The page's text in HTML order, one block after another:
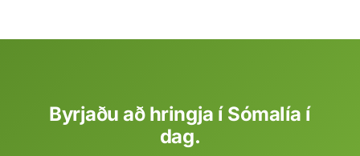
Byrjaðu að hringja í Sómalía í
dag.